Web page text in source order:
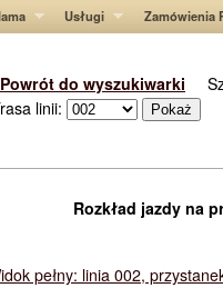
Usługi Zamówienia
do wyszukiwarki
linii:
Rozkład jazdy na
pełny: linia 002,